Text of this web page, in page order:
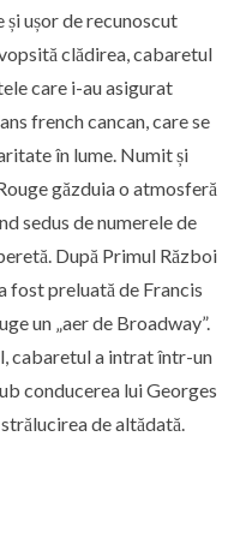
ușor de recunoscut
clădirea, cabaretul
care i-au asigurat
french cancan, care se
în lume. Numit și
găzduia o atmosferă
sedus de numerele de
După Primul Război
fost preluată de Francis
un „aer de Broadway”.
cabaretul a intrat într-un
conducerea lui Georges
de altădată.